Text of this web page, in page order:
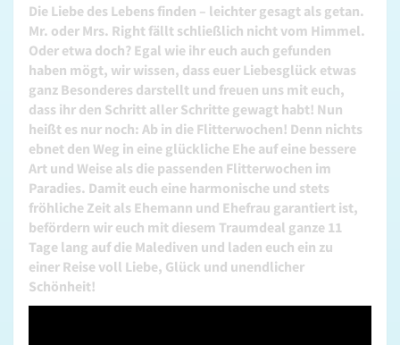
Die Liebe des Lebens finden – leichter gesagt als getan.
Mr. oder Mrs. Right fällt schließlich nicht vom Himmel.
Oder etwa doch? Egal wie ihr euch auch gefunden
haben mögt, wir wissen, dass euer Liebesglück etwas
ganz Besonderes darstellt und freuen uns mit euch,
dass ihr den Schritt aller Schritte gewagt habt! Nun
heißt es nur noch: Ab in die Flitterwochen! Denn nichts
ebnet den Weg in eine glückliche Ehe auf eine bessere
Art und Weise als die passenden Flitterwochen im
Paradies. Damit euch eine harmonische und stets
fröhliche Zeit als Ehemann und Ehefrau garantiert ist,
befördern wir euch mit diesem Traumdeal ganze 11
Tage lang auf die Malediven und laden euch ein zu
einer Reise voll Liebe, Glück und unendlicher
Schönheit!